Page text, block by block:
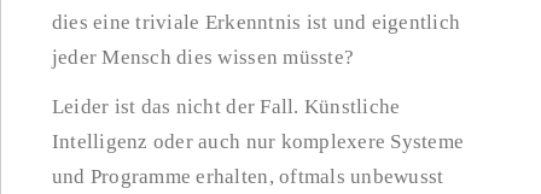
dies eine triviale Erkenntnis ist und eigentlich
jeder Mensch dies wissen müsste?
Leider ist das nicht der Fall. Künstliche
Intelligenz oder auch nur komplexere Systeme
und Programme erhalten, oftmals unbewusst